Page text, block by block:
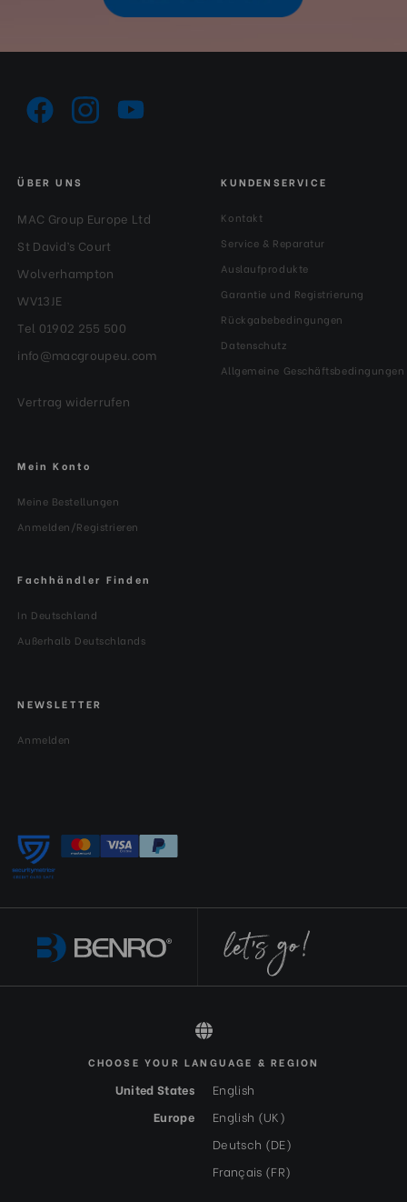
ÜBER UNS
MAC Group Europe Ltd
St David’s Court
Wolverhampton
WV13JE
Tel 01902 255 500
info@macgroupeu.com
Vertrag widerrufen
KUNDENSERVICE
Kontakt
Service & Reparatur
Auslaufprodukte
Garantie und Registrierung
Rückgabebedingungen
Datenschutz
Allgemeine Geschäftsbedingungen
Mein Konto
Meine Bestellungen
Anmelden/Registrieren
Fachhändler Finden
In Deutschland
Außerhalb Deutschlands
NEWSLETTER
Anmelden
All rights reserved 2026 © Benro DE-EUR
CHOOSE YOUR LANGUAGE & REGION
United States
English
Europe
English (UK)
Deutsch (DE)
Français (FR)